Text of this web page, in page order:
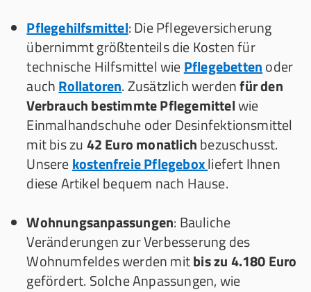
Pflegehilfsmittel: Die Pflegeversicherung
übernimmt größtenteils die Kosten für
technische Hilfsmittel wiePflegebettenoder
auchRollatoren. Zusätzlich werdenfür den
Verbrauch bestimmte Pflegemittelwie
Einmalhandschuhe oder Desinfektionsmittel
mit bis zu42 Euro monatlichbezuschusst.
Unserekostenfreie Pflegeboxliefert Ihnen
diese Artikel bequem nach Hause.
Wohnungsanpassungen: Bauliche
Veränderungen zur Verbesserung des
Wohnumfeldes werden mitbis zu 4.180 Euro
gefördert. Solche Anpassungen, wie